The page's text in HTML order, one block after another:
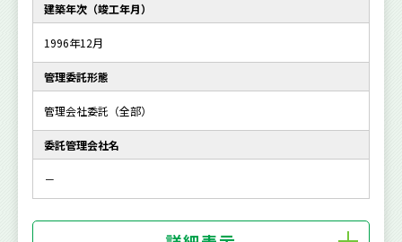
建築年次（竣工年月）
1996年12月
管理委託形態
管理会社委託（全部）
委託管理会社名
－